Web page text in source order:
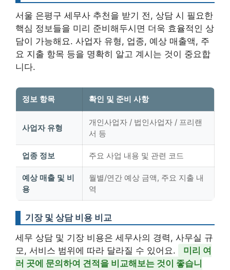
서울 은평구 세무사 추천을 받기 전, 상담 시 필요한
핵심 정보들을 미리 준비해두시면 더욱 효율적인 상
담이 가능해요. 사업자 유형, 업종, 예상 매출액, 주
요 지출 항목 등을 명확히 알고 계시는 것이 중요합
니다.
정보 항목 확인 및 준비 사항
사업자 유형
개인사업자 / 법인사업자 / 프리랜
서 등
업종 정보 주요 사업 내용 및 관련 코드
예상 매출 및 비
용
월별/연간 예상 금액, 주요 지출 내
역
기장 및 상담 비용 비교
세무 상담 및 기장 비용은 세무사의 경력, 사무실 규
모, 서비스 범위에 따라 달라질 수 있어요.
미리 여
러 곳에 문의하여 견적을 비교해보는 것이 좋습니